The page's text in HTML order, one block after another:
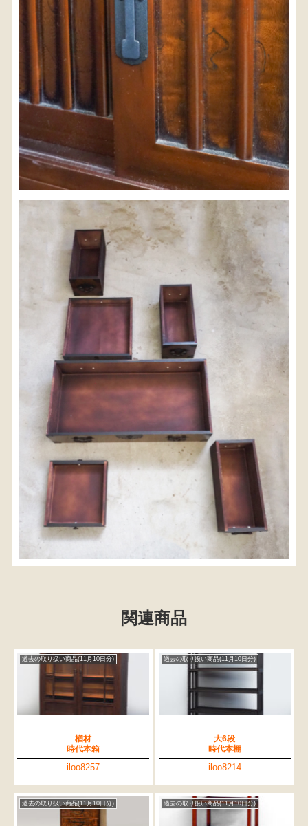
関連商品
過去の取り扱い商品(11月10日分)
楢材
時代本箱
iloo8257
過去の取り扱い商品(11月10日分)
大6段
時代本棚
iloo8214
過去の取り扱い商品(11月10日分) 過去の取り扱い商品(11月10日分)